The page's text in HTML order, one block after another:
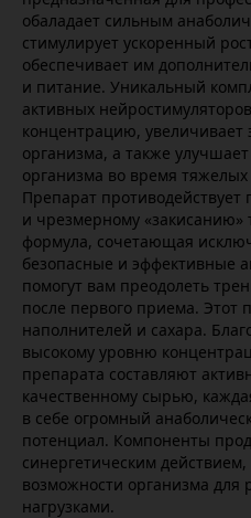
обаладает сильным
стимулирует ускоренный
обеспечивает им
и питание. Уникальный
активных
концентрацию, увеличивает
организма, а также
организма во время тяжелых
Препарат
и чрезмерному «закисанию»
формула, сочетающая
безопасные и эффективные
помогут вам преодолеть
после первого приема. Этот
наполнителей и сахара.
высокому уровню
препарата составляют
качественному сырью,
в себе огромный
потенциал. Компоненты
синергетическим
возможности организма
нагрузками.